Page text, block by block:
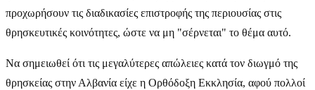
προχωρήσουν τις διαδικασίες επιστροφής της περιουσίας στις
θρησκευτικές κοινότητες, ώστε να μη "σέρνεται" το θέμα αυτό.
Να σημειωθεί ότι τις μεγαλύτερες απώλειες κατά τον διωγμό της
θρησκείας στην Αλβανία είχε η Ορθόδοξη Εκκλησία, αφού πολλοί